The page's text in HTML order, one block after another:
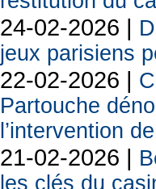
24-02-2026 |
jeux parisiens
22-02-2026 |
Partouche
l’intervention
21-02-2026 |
les clés du